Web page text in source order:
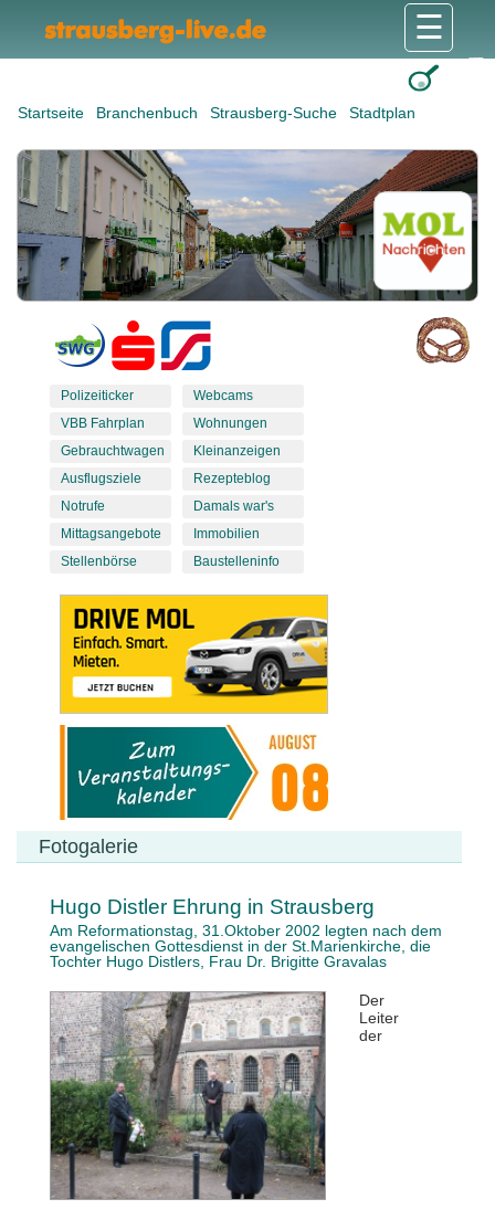
Startseite Branchenbuch Strausberg-Suche Stadtplan
☰
Polizeiticker
VBB Fahrplan
Gebrauchtwagen
Ausflugsziele
Notrufe
Mittagsangebote
Stellenbörse
Webcams
Wohnungen
Kleinanzeigen
Rezepteblog
Damals war's
Immobilien
Baustelleninfo
Fotogalerie
Hugo Distler Ehrung in Strausberg
Am Reformationstag, 31.Oktober 2002 legten nach dem
evangelischen Gottesdienst in der St.Marienkirche, die
Tochter Hugo Distlers, Frau Dr. Brigitte Gravalas
Der
Leiter
der